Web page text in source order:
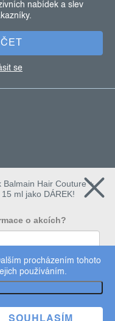
procházením tohoto
používáním.
nabídek a slev
se
práva vyhrazena.
Hair Couture +
ml jako DÁREK!
o akcích?